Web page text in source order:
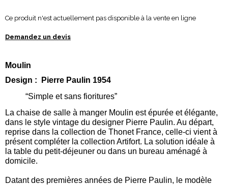
Ce produit n'est actuellement pas disponible à la vente en ligne
Demandez un devis
Moulin
Design : Pierre Paulin 1954
“Simple et sans fioritures”
La chaise de salle à manger Moulin est épurée et élégante,
dans le style vintage du designer Pierre Paulin. Au départ,
reprise dans la collection de Thonet France, celle-ci vient à
présent compléter la collection Artifort. La solution idéale à
la table du petit-déjeuner ou dans un bureau aménagé à
domicile.
Datant des premières années de Pierre Paulin, le modèle